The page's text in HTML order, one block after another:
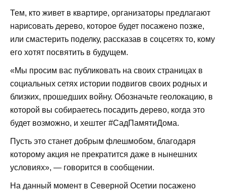
Тем, кто живет в квартире, организаторы предлагают
нарисовать дерево, которое будет посажено позже,
или смастерить поделку, рассказав в соцсетях то, кому
его хотят посвятить в будущем.
«Мы просим вас публиковать на своих страницах в
социальных сетях истории подвигов своих родных и
близких, прошедших войну. Обозначьте геолокацию, в
которой вы собираетесь посадить дерево, когда это
будет возможно, и хештег #СадПамятиДома.
Пусть это станет добрым флешмобом, благодаря
которому акция не прекратится даже в нынешних
условиях», — говорится в сообщении.
На данный момент в Северной Осетии посажено